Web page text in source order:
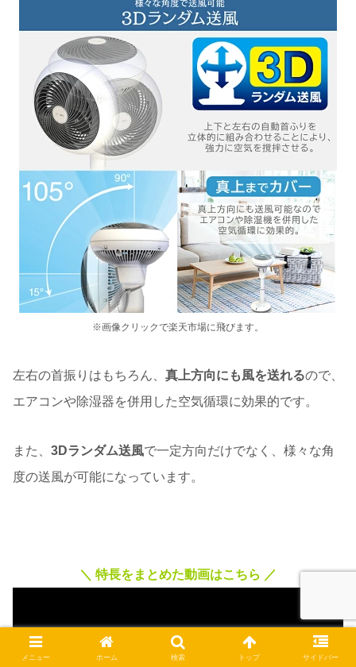
※画像クリックで楽天市場に飛びます。
左右の首振りはもちろん、 真上方向にも風を送れるので、
エアコンや除湿器を併用した空気循環に効果的です。
また、 3Dランダム送風で一定方向だけでなく、様々な角
度の送風が可能になっています。
＼ 特長をまとめた動画はこちら ／
メニュー ホーム 検索 トップ サイドバー